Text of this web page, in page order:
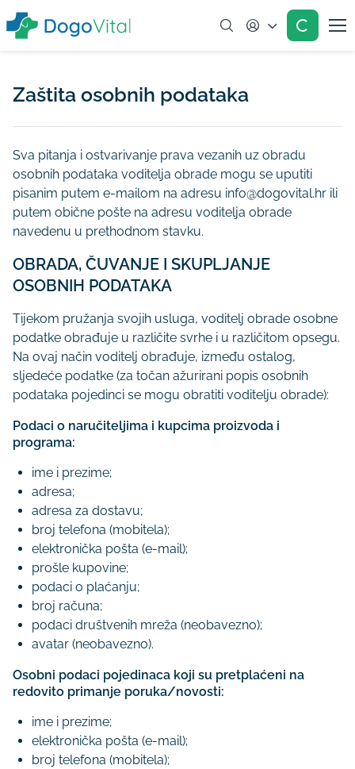
Account
Zaštita osobnih podataka
Sva pitanja i ostvarivanje prava vezanih uz obradu
osobnih podataka voditelja obrade mogu se uputiti
pisanim putem e-mailom na adresu info@dogovital.hr ili
putem obične pošte na adresu voditelja obrade
navedenu u prethodnom stavku.
OBRADA, ČUVANJE I SKUPLJANJE
OSOBNIH PODATAKA
Tijekom pružanja svojih usluga, voditelj obrade osobne
podatke obrađuje u različite svrhe i u različitom opsegu.
Na ovaj način voditelj obrađuje, između ostalog,
sljedeće podatke (za točan ažurirani popis osobnih
podataka pojedinci se mogu obratiti voditelju obrade):
Podaci o naručiteljima i kupcima proizvoda i
programa:
ime i prezime;
adresa;
adresa za dostavu;
broj telefona (mobitela);
elektronička pošta (e-mail);
prošle kupovine;
podaci o plaćanju;
broj računa;
podaci društvenih mreža (neobavezno);
avatar (neobavezno).
Osobni podaci pojedinaca koji su pretplaćeni na
redovito primanje poruka/novosti:
ime i prezime;
elektronička pošta (e-mail);
broj telefona (mobitela);